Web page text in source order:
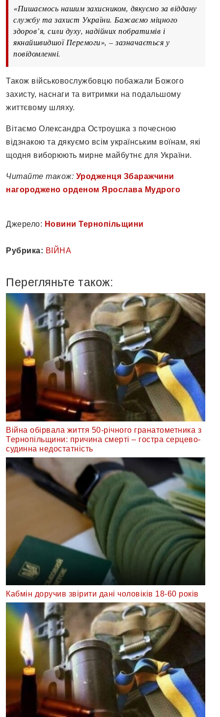
«Пишаємось нашим захисником, дякуємо за віддану
службу та захист України. Бажаємо міцного
здоров’я, сили духу, надійних побратимів і
якнайшвидшої Перемоги», – зазначається у
повідомленні.
Також військовослужбовцю побажали Божого
захисту, наснаги та витримки на подальшому
життєвому шляху.
Вітаємо Олександра Остроушка з почесною
відзнакою та дякуємо всім українським воїнам, які
щодня виборюють мирне майбутнє для України.
Читайте також: Уродженця Збаражчини
нагороджено орденом Ярослава Мудрого
Джерело: Новини Тернопільщини
Рубрика: ВІЙНА
Перегляньте також:
Війна обірвала життя 50-річного гранатометника з
Тернопільщини: причина смерті – гостра серцево-
судинна недостатність
Кабмін доручив звірити дані чоловіків 18-60 років